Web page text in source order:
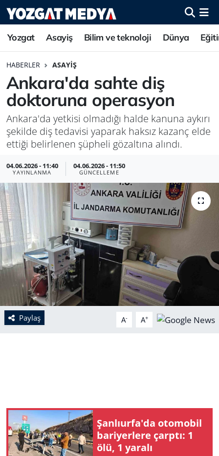
Yozgat Asayiş Bilim ve teknoloji Dünya
HABERLER ASAYIŞ
Ankara'da sahte diş
doktoruna operasyon
Ankara'da yetkisi olmadığı halde kanuna aykırı
şekilde diş tedavisi yaparak haksız kazanç elde
ettiği belirlenen şüpheli gözaltına alındı.
04.06.2026 - 11:40
YAYINLANMA
04.06.2026 - 11:50
GÜNCELLEME
Paylaş A- A+
Şanlıurfa'da otomobil
bariyerlere çarptı: 1
ölü, 1 yaralı